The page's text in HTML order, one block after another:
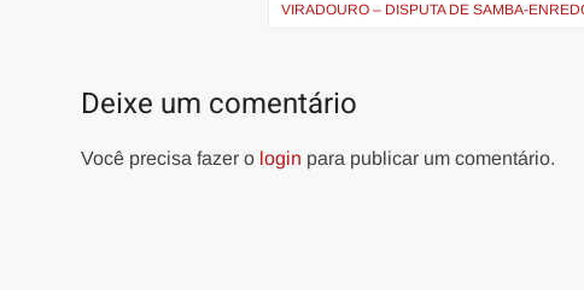
VIRADOURO – DISPUTA DE SAMBA-
Deixe um comentário
Você precisa fazer o login para publicar um comentário.